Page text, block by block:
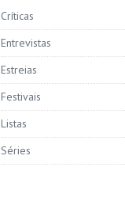
Críticas
Entrevistas
Estreias
Festivais
Listas
Séries